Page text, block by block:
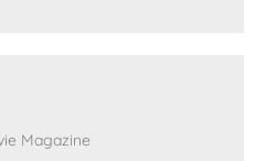
Magazine